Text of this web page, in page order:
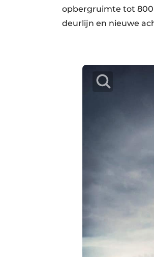
opbergruimte tot 800
deurlijn en nieuwe